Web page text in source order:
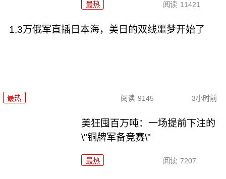
最热 阅读 11421
1.3万俄军直插日本海，美日的双线噩梦开始了
最热 阅读 9145 3小时前
美狂囤百万吨：一场提前下注的
\"铜牌军备竞赛\"
最热 阅读 7207